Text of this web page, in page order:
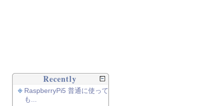
Recently
RaspberryPi5 普通に使って
も...